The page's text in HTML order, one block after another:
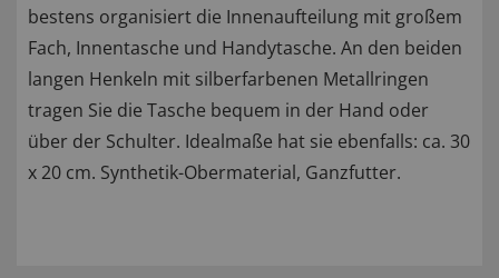
bestens organisiert die Innenaufteilung mit großem
Fach, Innentasche und Handytasche. An den beiden
langen Henkeln mit silberfarbenen Metallringen
tragen Sie die Tasche bequem in der Hand oder
über der Schulter. Idealmaße hat sie ebenfalls: ca. 30
x 20 cm. Synthetik-Obermaterial, Ganzfutter.